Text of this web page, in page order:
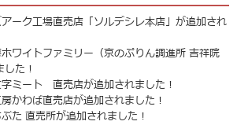
ーク工場直売店「ソルデシレ本店」が追加され
ワイトファミリー（京のぷりん調進所 吉祥院
た！
ミート 直売店が追加されました！
かわば直売店が追加されました！
た 直売所が追加されました！